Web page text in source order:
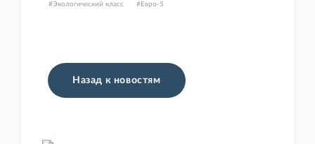
Экологический класс Евро-5
Назад к новостям